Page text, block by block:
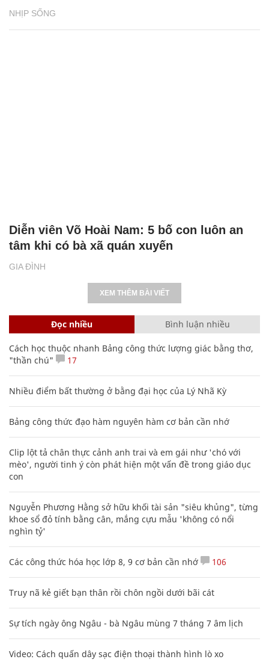
NHỊP SỐNG
GIA ĐÌNH
Diễn viên Võ Hoài Nam: 5 bố con luôn an
tâm khi có bà xã quán xuyến
XEM THÊM BÀI VIẾT
Đọc nhiều Bình luận nhiều
Cách học thuộc nhanh Bảng công thức lượng giác bằng thơ,
"thần chú"
17
Nhiều điểm bất thường ở bằng đại học của Lý Nhã Kỳ
Bảng công thức đạo hàm nguyên hàm cơ bản cần nhớ
Clip lột tả chân thực cảnh anh trai và em gái như 'chó với
mèo', người tinh ý còn phát hiện một vấn đề trong giáo dục
con
Nguyễn Phương Hằng sở hữu khối tài sản "siêu khủng", từng
khoe sổ đỏ tính bằng cân, mắng cựu mẫu 'không có nổi
nghìn tỷ'
Các công thức hóa học lớp 8, 9 cơ bản cần nhớ 106
Truy nã kẻ giết bạn thân rồi chôn ngồi dưới bãi cát
Sự tích ngày ông Ngâu - bà Ngâu mùng 7 tháng 7 âm lịch
Video: Cách quấn dây sạc điện thoại thành hình lò xo